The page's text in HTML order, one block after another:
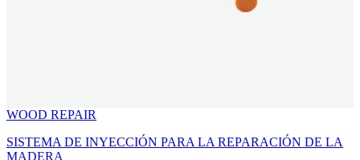
WOOD REPAIR
SISTEMA DE INYECCIÓN PARA LA REPARACIÓN DE LA
MADERA